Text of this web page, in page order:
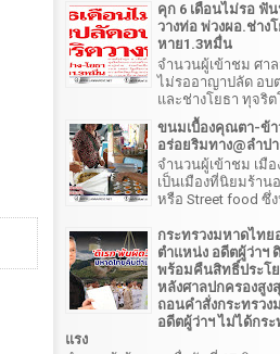
คุก 6 เดือนไม่รอ ฟั
วางท่อ พ่วงผอ.ช่างโ
หาย1.3หมื่น
จำนวนผู้เข้าชม ศา
ไม่รออาญาปลัด อบ
และช่างโยธา ทุจริต
ขนมเบื้องคุณตา-ข้า
อร่อยริมทาง@ลำป
จำนวนผู้เข้าชม เมื
เป็นเมืองที่นิยมร้าน
หรือ Street food ซึ่
กระทรวงมหาดไท
ตำแหน่ง อดีตผู้ว่าฯ
พร้อมคืนสิทธิ์ประโ
หลังศาลปกครองสูง
ถอนคำสั่งกระทรวง
อดีตผู้ว่าฯ ไม่ได้กร
แรง